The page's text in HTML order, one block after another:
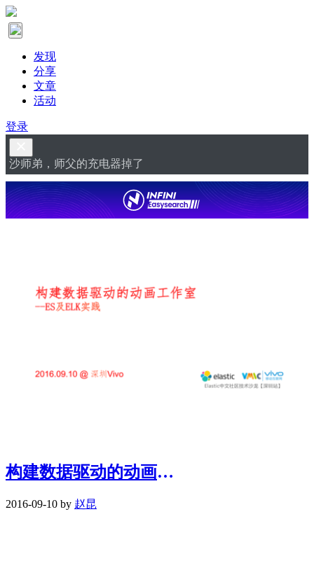
发现
分享
文章
活动
登录
沙师弟，师父的充电器掉了
构建数据驱动的动画工作室
2016-09-10 by 赵昆